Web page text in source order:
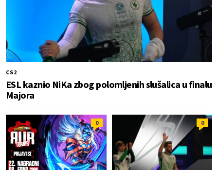
CS2
ESL kaznio NiKa zbog polomljenih slušalica u finalu
Majora
0 0